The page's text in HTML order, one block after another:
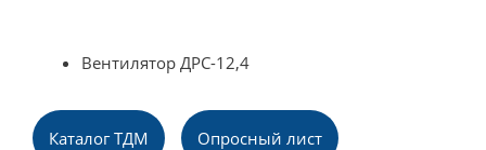
Вентилятор ДРС-12,4
Каталог ТДМ Опpосный лист